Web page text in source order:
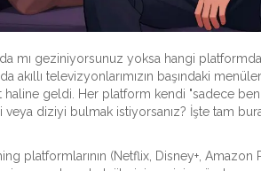
mı geziniyorsunuz yoksa hangi
akıllı televizyonlarımızın başındaki
haline geldi. Her platform kendi "sadece
diziyi bulmak istiyorsanız? İşte tam
platformlarının (Netflix, Disney+,